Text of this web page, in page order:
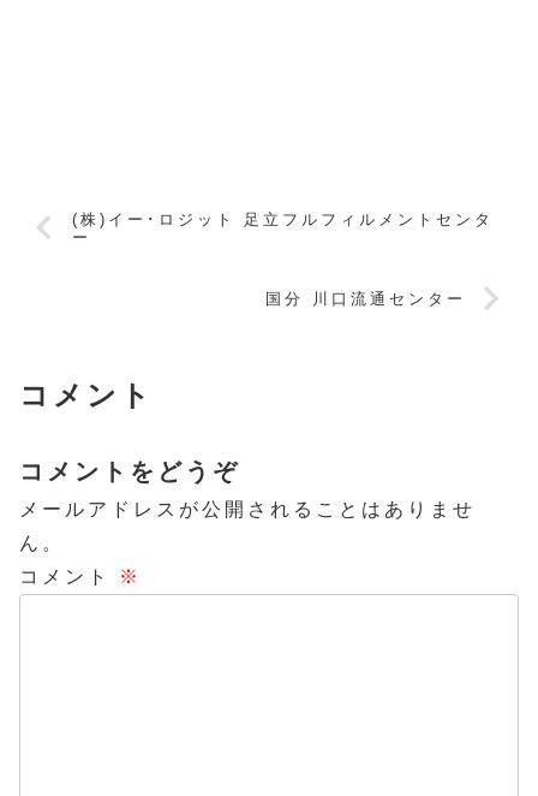
(株)イー･ロジット 足立フルフィルメントセンタ
ー
国分 川口流通センター
コメント
コメントをどうぞ
メールアドレスが公開されることはありませ
ん。
コメント
※